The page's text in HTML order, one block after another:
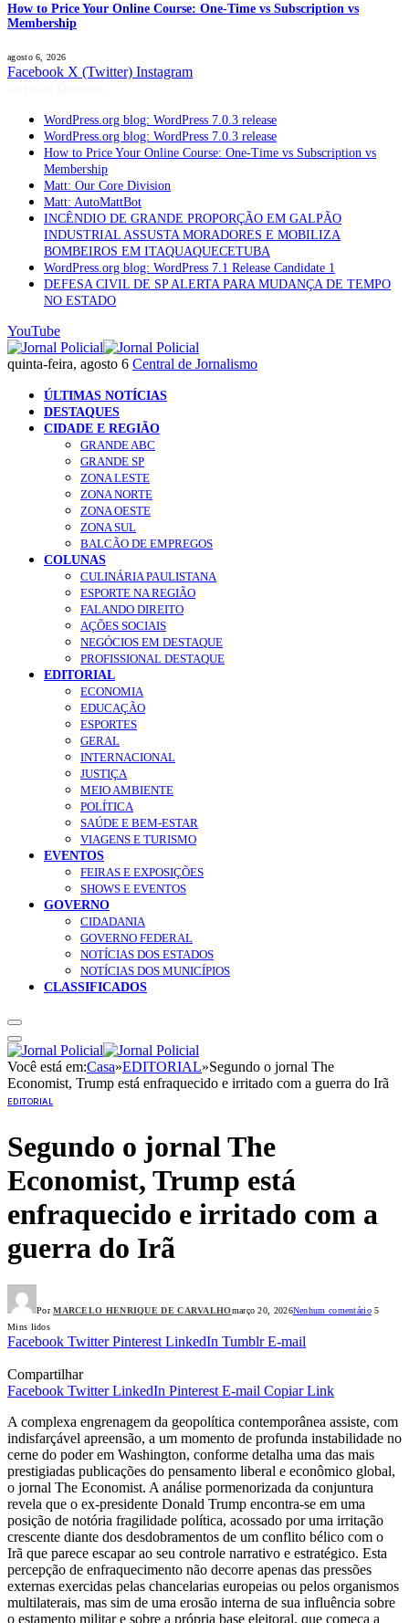
How to Price Your Online Course: One-Time vs Subscription vs
Membership
agosto 6, 2026
Facebook X (Twitter) Instagram
WordPress.org blog: WordPress 7.0.3 release
WordPress.org blog: WordPress 7.0.3 release
How to Price Your Online Course: One-Time vs Subscription vs
Membership
Matt: Our Core Division
Matt: AutoMattBot
INCÊNDIO DE GRANDE PROPORÇÃO EM GALPÃO
INDUSTRIAL ASSUSTA MORADORES E MOBILIZA
BOMBEIROS EM ITAQUAQUECETUBA
WordPress.org blog: WordPress 7.1 Release Candidate 1
DEFESA CIVIL DE SP ALERTA PARA MUDANÇA DE TEMPO
NO ESTADO
YouTube
quinta-feira, agosto 6 Central de Jornalismo
ÚLTIMAS NOTÍCIAS
DESTAQUES
CIDADE E REGIÃO
GRANDE ABC
GRANDE SP
ZONA LESTE
ZONA NORTE
ZONA OESTE
ZONA SUL
BALCÃO DE EMPREGOS
COLUNAS
CULINÁRIA PAULISTANA
ESPORTE NA REGIÃO
FALANDO DIREITO
AÇÕES SOCIAIS
NEGÓCIOS EM DESTAQUE
PROFISSIONAL DESTAQUE
EDITORIAL
ECONOMIA
EDUCAÇÃO
ESPORTES
GERAL
INTERNACIONAL
JUSTIÇA
MEIO AMBIENTE
POLÍTICA
SAÚDE E BEM-ESTAR
VIAGENS E TURISMO
EVENTOS
FEIRAS E EXPOSIÇÕES
SHOWS E EVENTOS
GOVERNO
CIDADANIA
GOVERNO FEDERAL
NOTÍCIAS DOS ESTADOS
NOTÍCIAS DOS MUNICÍPIOS
CLASSIFICADOS
Você está em:Casa»EDITORIAL»Segundo o jornal The
Economist, Trump está enfraquecido e irritado com a guerra do Irã
EDITORIAL
Segundo o jornal The
Economist, Trump está
enfraquecido e irritado com a
guerra do Irã
Por MARCELO HENRIQUE DE CARVALHOmarço 20, 2026Nenhum comentário5
Mins lidos
Facebook Twitter Pinterest LinkedIn Tumblr E-mail
Compartilhar
Facebook Twitter LinkedIn Pinterest E-mail Copiar Link
A complexa engrenagem da geopolítica contemporânea assiste, com
indisfarçável apreensão, a um momento de profunda instabilidade no
cerne do poder em Washington, conforme detalha uma das mais
prestigiadas publicações do pensamento liberal e econômico global,
o jornal The Economist. A análise pormenorizada da conjuntura
revela que o ex-presidente Donald Trump encontra-se em uma
posição de notória fragilidade política, acossado por uma irritação
crescente diante dos desdobramentos de um conflito bélico com o
Irã que parece escapar ao seu controle narrativo e estratégico. Esta
percepção de enfraquecimento não decorre apenas das pressões
externas exercidas pelas chancelarias europeias ou pelos organismos
multilaterais, mas sim de uma erosão interna de sua influência sobre
o estamento militar e sobre a própria base eleitoral, que começa a